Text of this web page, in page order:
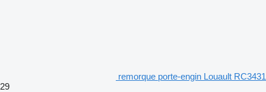
remorque porte-engin Louault RC3431
29